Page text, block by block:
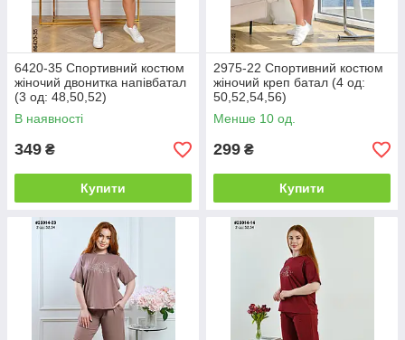
6420-35 Спортивний костюм
жіночий двонитка напівбатал
(3 од: 48,50,52)
В наявності
349 ₴
Купити
2975-22 Спортивний костюм
жіночий креп батал (4 од:
50,52,54,56)
Менше 10 од.
299 ₴
Купити